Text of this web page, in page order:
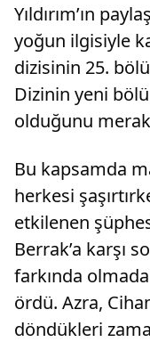
Yıldırım’ın
yoğun ilgisiyle
dizisinin 25.
Dizinin yeni
olduğunu
Bu kapsamda
herkesi
etkilenen
Berrak’a karşı
farkında
ördü. Azra,
döndükleri